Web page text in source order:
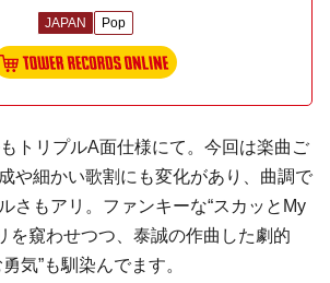
JAPAN Pop
トリプルA面仕様にて。今回は楽曲ご
や細かい歌割にも変化があり、曲調で
さもアリ。ファンキーな“スカッとMy
を窺わせつつ、 泰誠の作曲した劇的
気”も馴染んでます。